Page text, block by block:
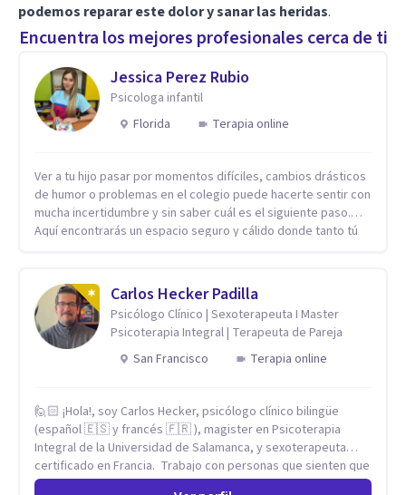
podemos reparar este dolor y sanar las heridas.
Encuentra los mejores profesionales cerca de ti
Jessica Perez Rubio
Psicologa infantil
Florida
Terapia online
Ver a tu hijo pasar por momentos difíciles, cambios drásticos
de humor o problemas en el colegio puede hacerte sentir con
mucha incertidumbre y sin saber cuál es el siguiente paso.
Aquí encontrarás un espacio seguro y cálido donde tanto tú
casa. Me especializo en guiar a familias a través de
herramientas prácticas y dinámicas adaptadas a la edad de
cada menor, dejando de lado las etiquetas y los tecnicismos.
Mi forma de trabajar se centra en entender las emociones
que hay detrás del comportamiento, ayudándoles a
niños y adolescentes que están lidiando con la ansiedad, la
timidez, la rebeldía o dificultades escolares, así como a
padres que buscan orientación y pautas claras para educar
sin perder la paciencia ni el control. Si estás listo para dar el
primer paso hacia una convivencia familiar más armoniosa,
Carlos Hecker Padilla
Psicólogo Clínico | Sexoterapeuta I Master
Psicoterapia Integral | Terapeuta de Pareja
San Francisco
Terapia online
🙋🏻 ¡Hola!, soy Carlos Hecker, psicólogo clínico bilingüe
(español 🇪🇸 y francés 🇫🇷 ), magister en Psicoterapia
Integral de la Universidad de Salamanca, y sexoterapeuta
certificado en Francia. Trabajo con personas que sienten que
algo en su vida dejó de calzar: ansiedad que se desborda,